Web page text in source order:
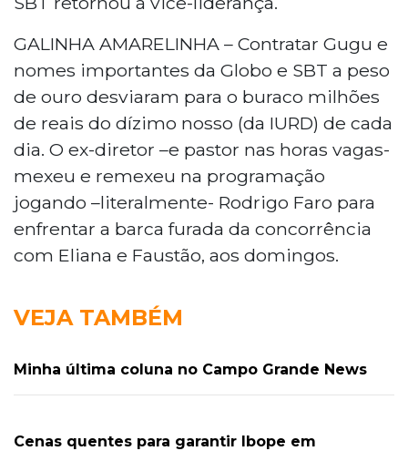
GALINHA AMARELINHA – Contratar Gugu e
nomes importantes da Globo e SBT a peso
de ouro desviaram para o buraco milhões
de reais do dízimo nosso (da IURD) de cada
dia. O ex-diretor –e pastor nas horas vagas-
mexeu e remexeu na programação
jogando –literalmente- Rodrigo Faro para
enfrentar a barca furada da concorrência
com Eliana e Faustão, aos domingos.
VEJA TAMBÉM
Minha última coluna no Campo Grande News
Cenas quentes para garantir Ibope em